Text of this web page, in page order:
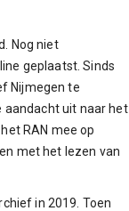
Nog niet
geplaatst. Sinds
Nijmegen te
aandacht uit naar het
RAN mee op
met het lezen van
in 2019. Toen